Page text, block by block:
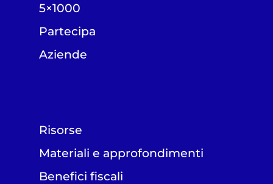
5×1000
Partecipa
Aziende
Risorse
Materiali e approfondimenti
Benefici fiscali